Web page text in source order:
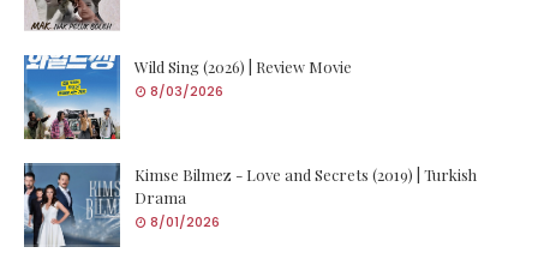
Wild Sing (2026) | Review Movie
8/03/2026
Kimse Bilmez - Love and Secrets (2019) | Turkish
Drama
8/01/2026